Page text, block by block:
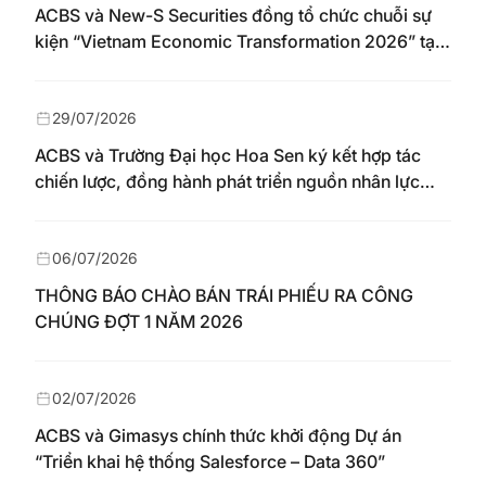
ACBS và New-S Securities đồng tổ chức chuỗi sự
kiện “Vietnam Economic Transformation 2026” tại
ACBS và Trường Đại học Hoa Sen ký kết hợp tác
chiến lược, đồng hành phát triển nguồn nhân lực
29/07/2026
THÔNG BÁO CHÀO BÁN TRÁI PHIẾU RA CÔNG
CHÚNG ĐỢT 1 NĂM 2026
06/07/2026
ACBS và Gimasys chính thức khởi động Dự án
“Triển khai hệ thống Salesforce – Data 360”
02/07/2026